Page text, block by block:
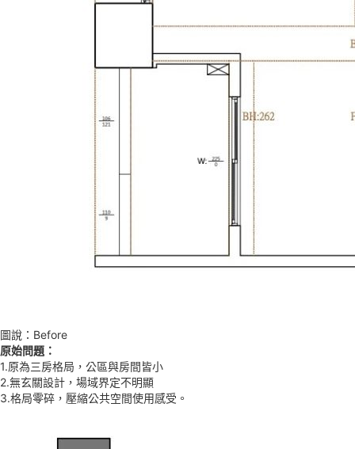
圖說：Before
原始問題：
1.原為三房格局，公區與房間皆小
2.無玄關設計，場域界定不明顯
3.格局零碎，壓縮公共空間使用感受。